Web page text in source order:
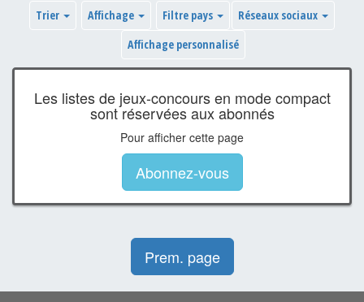
Trier Affichage Filtre pays
Réseaux sociaux
Affichage personnalisé
Les listes de jeux-concours en mode compact
sont réservées aux abonnés
Pour afficher cette page
Abonnez-vous
Prem. page